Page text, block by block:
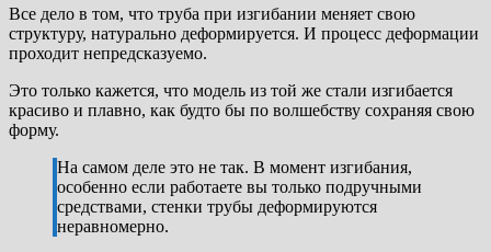
Все дело в том, что труба при изгибании меняет свою
структуру, натурально деформируется. И процесс деформации
проходит непредсказуемо.
Это только кажется, что модель из той же стали изгибается
красиво и плавно, как будто бы по волшебству сохраняя свою
форму.
На самом деле это не так. В момент изгибания,
особенно если работаете вы только подручными
средствами, стенки трубы деформируются
неравномерно.